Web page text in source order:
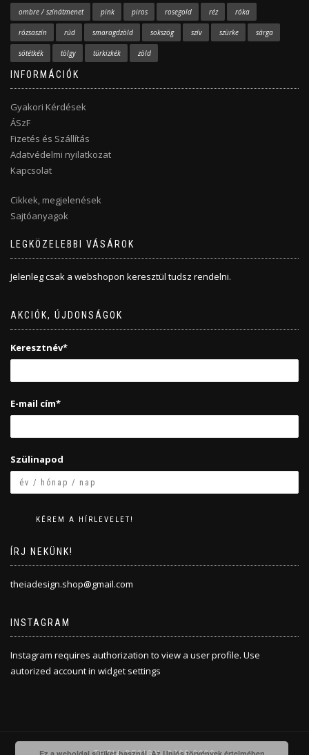
ombre / színátmenet pink piros rosegold réz róka
rózsaszín rúd smaragdzöld sokszög szív szürke sárga
sötétkék tölgy türkizkék zöld
INFORMÁCIÓK
Gyakori Kérdések
ÁSzF
Fizetés és Szállítás
Adatvédelmi nyilatkozat
Kapcsolat
Cikkek, megjelenések
Sajtóanyagok
LEGKÖZELEBBI VÁSÁROK
Jelenleg csak a webshopon keresztül tudsz rendelni.
AKCIÓK, ÚJDONSÁGOK
Keresztnév*
E-mail cím*
Szülinapod
ÍRJ NEKÜNK!
theiadesign.shop@gmail.com
INSTAGRAM
Instagram requires authorization to view a user profile. Use
autorized account in widget settings